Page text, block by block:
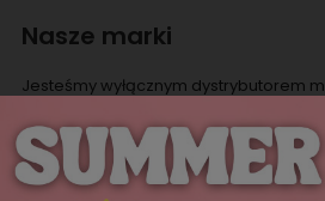
Nasze marki
Jesteśmy wyłącznym dystrybutorem
produkty dla psów i kotów oraz
worków Eco Pets. Jesteśmy również
marki oferującej obuwie dla kobiet,